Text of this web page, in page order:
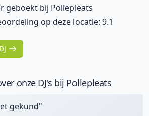
geboekt bij Pollepleats
op deze locatie: 9.1
onze DJ's bij Pollepleats
gekund"